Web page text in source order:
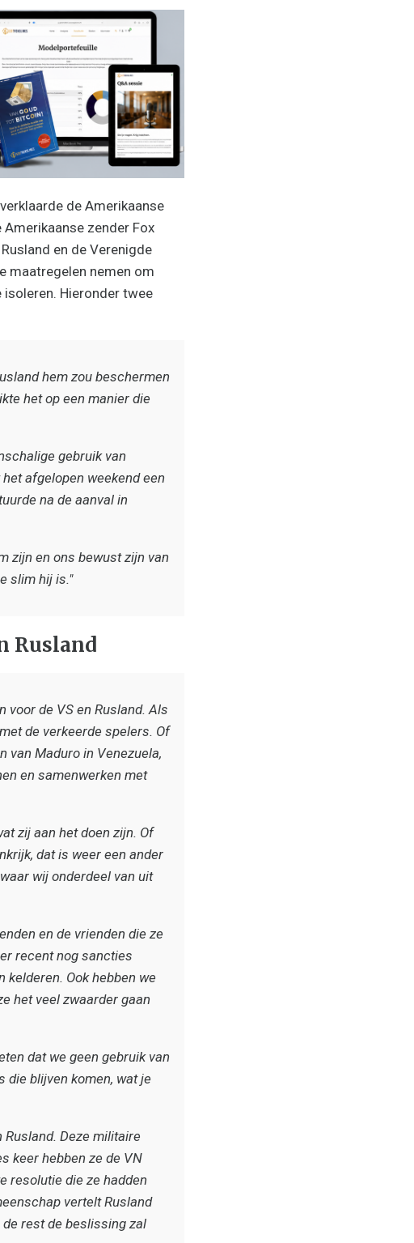
de Amerikaanse
zender Fox
en de Verenigde
maatregelen nemen om
isoleren. Hieronder twee
hem zou beschermen
het op een manier die
gebruik van
afgelopen weekend een
na de aanval in
zijn en ons bewust zijn van
slim hij is."
Rusland
voor de VS en Rusland. Als
de verkeerde spelers. Of
van Maduro in Venezuela,
en samenwerken met
zij aan het doen zijn. Of
dat is weer een ander
wij onderdeel van uit
en de vrienden die ze
recent nog sancties
kelderen. Ook hebben we
het veel zwaarder gaan
dat we geen gebruik van
die blijven komen, wat je
Deze militaire
keer hebben ze de VN
resolutie die ze hadden
vertelt Rusland
rest de beslissing zal